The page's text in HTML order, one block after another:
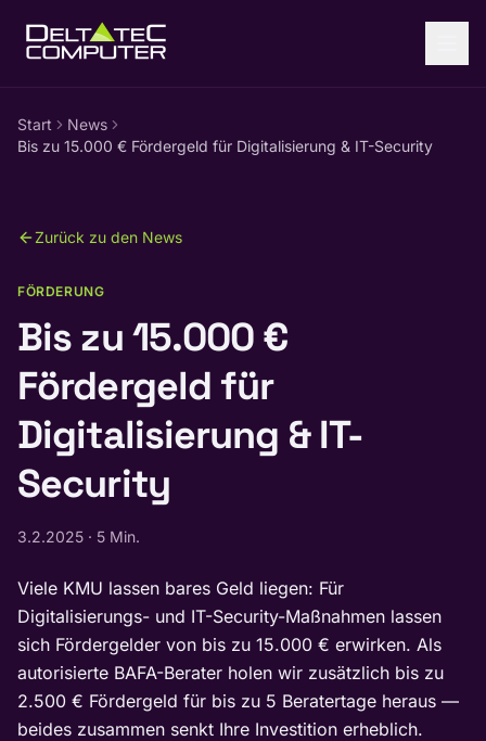
Start
News
Bis zu 15.000 € Fördergeld für Digitalisierung & IT-Security
Zurück zu den News
FÖRDERUNG
Bis zu 15.000 €
Fördergeld für
Digitalisierung & IT-
Security
3.2.2025 · 5 Min.
Viele KMU lassen bares Geld liegen: Für
Digitalisierungs- und IT-Security-Maßnahmen lassen
sich Fördergelder von bis zu 15.000 € erwirken. Als
autorisierte BAFA-Berater holen wir zusätzlich bis zu
2.500 € Fördergeld für bis zu 5 Beratertage heraus —
beides zusammen senkt Ihre Investition erheblich.